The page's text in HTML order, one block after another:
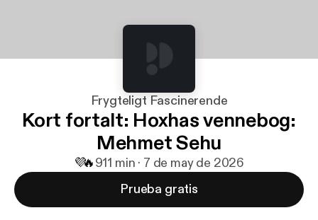
Frygteligt Fascinerende
Kort fortalt: Hoxhas vennebog:
Mehmet Sehu
💜🔥911 min · 7 de may de 2026
Prueba gratis